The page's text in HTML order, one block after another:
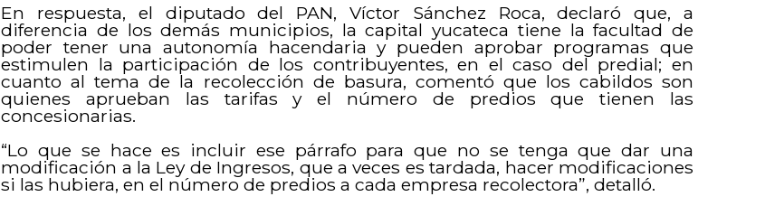
En respuesta, el diputado del PAN, Víctor Sánchez Roca, declaró que, a
diferencia de los demás municipios, la capital yucateca tiene la facultad de
poder tener una autonomía hacendaria y pueden aprobar programas que
estimulen la participación de los contribuyentes, en el caso del predial; en
cuanto al tema de la recolección de basura, comentó que los cabildos son
quienes aprueban las tarifas y el número de predios que tienen las
concesionarias.
“Lo que se hace es incluir ese párrafo para que no se tenga que dar una
modificación a la Ley de Ingresos, que a veces es tardada, hacer modificaciones
si las hubiera, en el número de predios a cada empresa recolectora”, detalló.